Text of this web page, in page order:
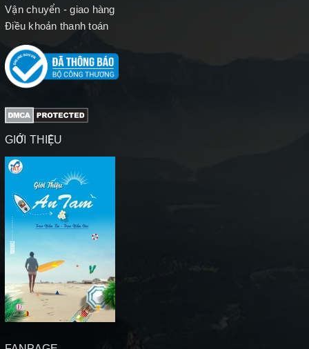
Vận chuyển - giao hàng
Điều khoản thanh toán
GIỚI THIỆU